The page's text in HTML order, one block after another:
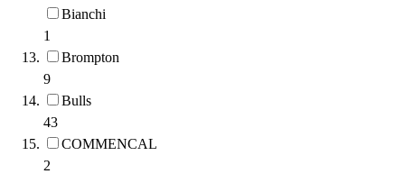
Bianchi
1
Brompton
9
Bulls
43
COMMENCAL
2